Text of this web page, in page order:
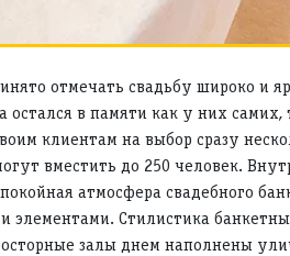
отмечать свадьбу широко и
в памяти как у них самих,
клиентам на выбор сразу
вместить до 250 человек.
атмосфера свадебного
элементами. Стилистика
залы днем наполнены